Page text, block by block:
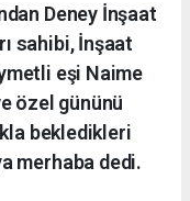
Deney İnşaat
sahibi, İnşaat
eşi Naime
özel gününü
bekledikleri
merhaba dedi.